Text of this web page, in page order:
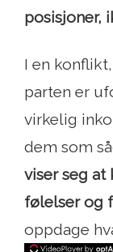
posisjoner,
I en
parten er
virkelig
dem som
viser seg
følelser og
oppdage